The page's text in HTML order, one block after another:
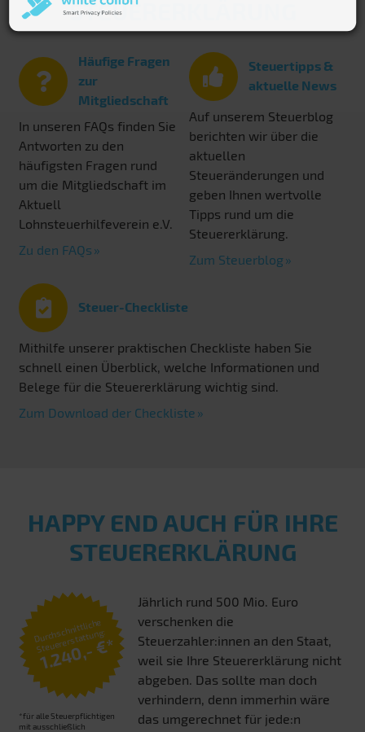
STEUERERKLÄRUNG
Häufige Fragen
zur
Mitgliedschaft
In unseren FAQs finden Sie
Antworten zu den
häufigsten Fragen rund
um die Mitgliedschaft im
Aktuell
Lohnsteuerhilfeverein e.V.
Zu den FAQs
Steuertipps &
aktuelle News
Auf unserem Steuerblog
berichten wir über die
aktuellen
Steueränderungen und
geben Ihnen wertvolle
Tipps rund um die
Steuererklärung.
Zum Steuerblog
Steuer-Checkliste
Mithilfe unserer praktischen Checkliste haben Sie
schnell einen Überblick, welche Informationen und
Belege für die Steuererklärung wichtig sind.
Zum Download der Checkliste
HAPPY END AUCH FÜR IHRE
STEUERERKLÄRUNG
Durchschnittliche
Steuererstattung:
1.240,- €*
*für alle Steuerpflichtigen
mit ausschließlich
Jährlich rund 500 Mio. Euro
verschenken die
Steuerzahler:innen an den Staat,
weil sie Ihre Steuererklärung nicht
abgeben. Das sollte man doch
verhindern, denn immerhin wäre
das umgerechnet für jede:n